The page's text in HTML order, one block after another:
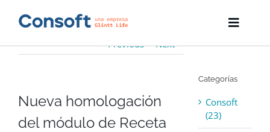
Toggle
Previous Next
Nueva homologación
del módulo de Receta
Categorías
Consoft
(23)